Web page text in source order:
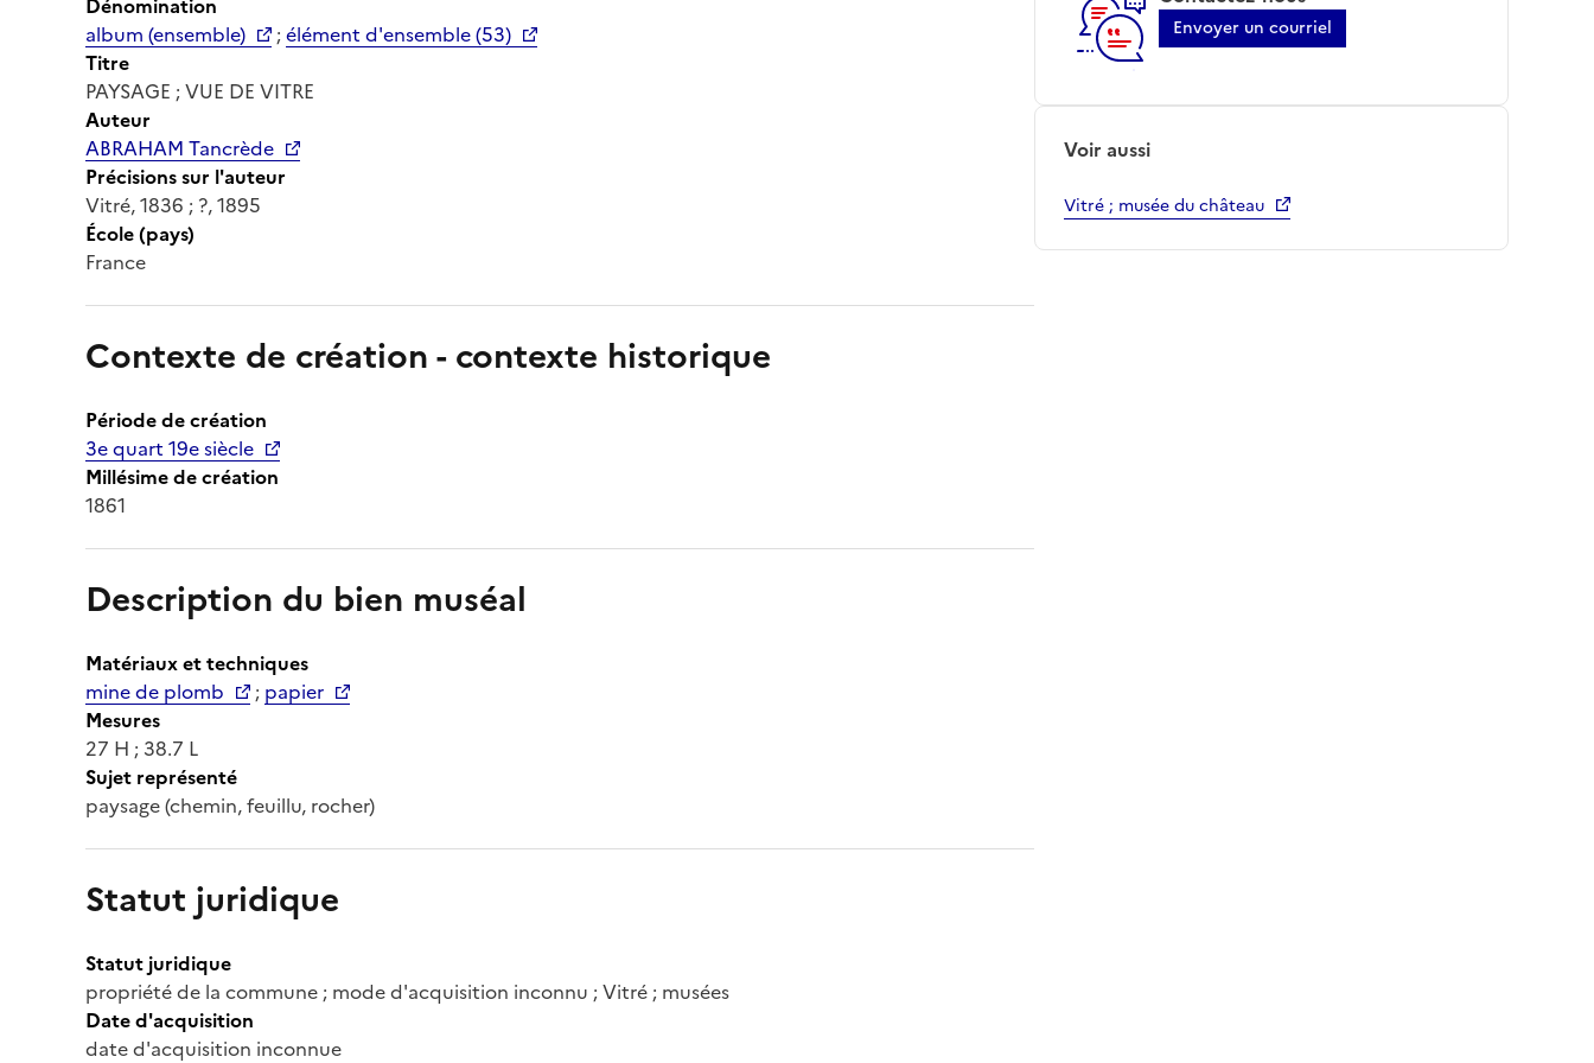
album (ensemble)
;élément d'ensemble (53)
Titre
PAYSAGE ; VUE DE VITRE
Auteur
ABRAHAM Tancrède
Précisions sur l'auteur
Vitré, 1836 ; ?, 1895
École (pays)
France
Contexte de création - contexte historique
Période de création
3e quart 19e siècle
Millésime de création
1861
Description du bien muséal
Matériaux et techniques
mine de plomb
; papier
Mesures
27 H ; 38.7 L
Sujet représenté
paysage (chemin, feuillu, rocher)
Statut juridique
Statut juridique
propriété de la commune ; mode d'acquisition inconnu ; Vitré ; musées
Date d'acquisition
date d'acquisition inconnue
Envoyer un courriel
Voir aussi
Vitré ; musée du château